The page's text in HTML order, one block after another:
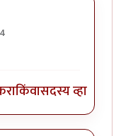
किंवासदस्य व्हा